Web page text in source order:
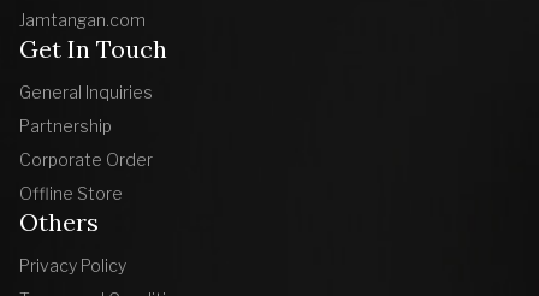
Jamtangan.com
Get In Touch
General Inquiries
Partnership
Corporate Order
Offline Store
Others
Privacy Policy